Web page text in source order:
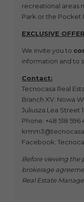
recreational areas
Park or the Pocket
EXCLUSIVE
We invite you to
information and to
Contact:
Tecnocasa Real
Branch XV: Nowa
Juliusza Lea Street
Phone: +48 518 596
Facebook:
Before viewing the
brokerage
Real Estate